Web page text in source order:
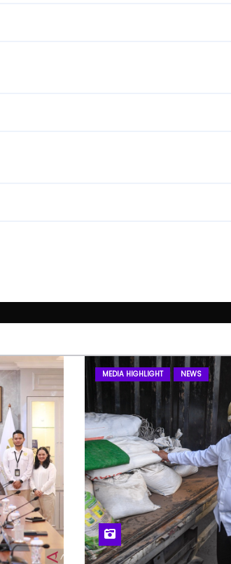
MEDIA HIGHLIGHT NEWS